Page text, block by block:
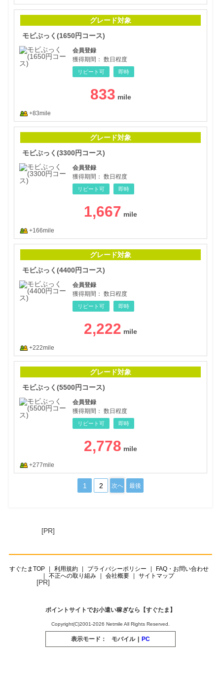
グレード対象
モビぶっく(1650円コース)
会員登録
獲得期間： 数日程度
リピート可 即時
833
+83mile
グレード対象
モビぶっく(3300円コース)
会員登録
獲得期間： 数日程度
リピート可 即時
1,667
+166mile
グレード対象
モビぶっく(4400円コース)
会員登録
獲得期間： 数日程度
リピート可 即時
2,222
+222mile
グレード対象
モビぶっく(5500円コース)
会員登録
獲得期間： 数日程度
リピート可 即時
2,778
+277mile
1 2 次へ 最後
[PR]
すぐたまTOP 利用規約 プライバシーポリシー
FAQ・お問い合わせ
不正への取り組み
会社概要 サイトマップ
[PR]
ポイントサイトでお小遣い稼ぎなら【すぐたま】
Copyright(C)2001-2026 Netmile All Rights Reserved.
表示モード： モバイル PC